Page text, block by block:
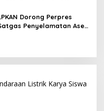
Dorong Perpres
Penyelamatan Aset
Listrik Karya Siswa